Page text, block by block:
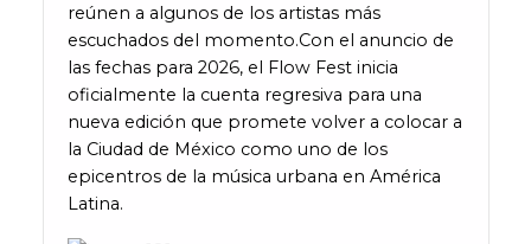
reúnen a algunos de los artistas más
escuchados del momento.Con el anuncio de
las fechas para 2026, el Flow Fest inicia
oficialmente la cuenta regresiva para una
nueva edición que promete volver a colocar a
la Ciudad de México como uno de los
epicentros de la música urbana en América
Latina.